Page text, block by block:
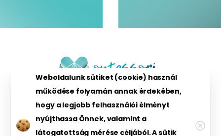
Weboldalunk sütiket (cookie) használ
működése folyamán annak érdekében,
hogy a legjobb felhasználói élményt
nyújthassa Önnek, valamint a
látogatottság mérése céljából. A sütik